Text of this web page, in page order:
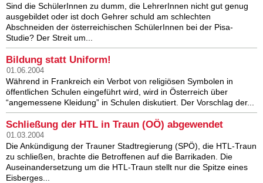
Sind die SchülerInnen zu dumm, die LehrerInnen nicht gut genug
ausgebildet oder ist doch Gehrer schuld am schlechten
Abschneiden der österreichischen SchülerInnen bei der Pisa-
Studie? Der Streit um...
Bildung statt Uniform!
01.06.2004
Während in Frankreich ein Verbot von religiösen Symbolen in
öffentlichen Schulen eingeführt wird, wird in Österreich über
“angemessene Kleidung” in Schulen diskutiert. Der Vorschlag der...
Schließung der HTL in Traun (OÖ) abgewendet
01.03.2004
Die Ankündigung der Trauner Stadtregierung (SPÖ), die HTL-Traun
zu schließen, brachte die Betroffenen auf die Barrikaden. Die
Auseinandersetzung um die HTL-Traun stellt nur die Spitze eines
Eisberges...